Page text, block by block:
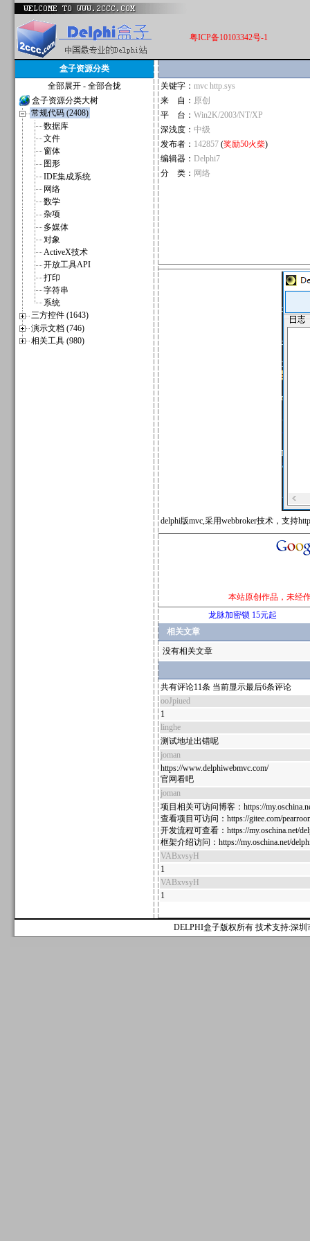
粤ICP备10103342号-1
盒子资源分类
全部展开 - 全部合拢
盒子资源分类大树
常规代码 (2408)
数据库
文件
窗体
图形
IDE集成系统
网络
数学
杂项
多媒体
对象
ActiveX技术
开放工具API
打印
字符串
系统
三方控件 (1643)
演示文档 (746)
相关工具 (980)
关键字： mvc http.sys
来 自： 原创
平 台： Win2K/2003/NT/XP
深浅度： 中级
发布者： 142857 (奖励50火柴)
编辑器： Delphi7
分 类： 网络
delphi版mvc,采用webbroker技术，支持
本站原创作品，未经
龙脉加密锁 15元起
相关文章
没有相关文章
共有评论11条 当前显示最后6条评论
ooJpiued
1
linghe
测试地址出错呢
joman
https://www.delphiwebmvc.com/
官网看吧
joman
项目相关可访问博客：https://
查看项目可访问：https://gitee.com/
开发流程可查看：https://my.oschina.net/
框架介绍访问：https://my.oschina.net/
VABxvsyH
1
VABxvsyH
1
DELPHI盒子版权所有 技术支持:深